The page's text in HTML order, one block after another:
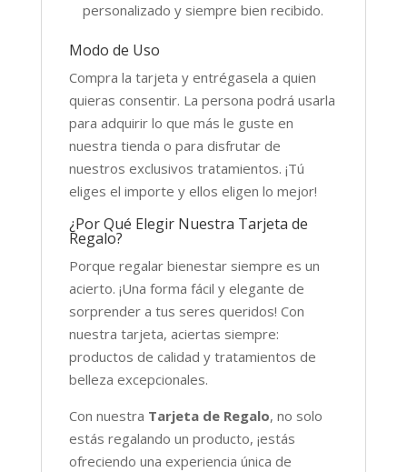
personalizado y siempre bien recibido.
Modo de Uso
Compra la tarjeta y entrégasela a quien
quieras consentir. La persona podrá usarla
para adquirir lo que más le guste en
nuestra tienda o para disfrutar de
nuestros exclusivos tratamientos. ¡Tú
eliges el importe y ellos eligen lo mejor!
¿Por Qué Elegir Nuestra Tarjeta de
Regalo?
Porque regalar bienestar siempre es un
acierto. ¡Una forma fácil y elegante de
sorprender a tus seres queridos! Con
nuestra tarjeta, aciertas siempre:
productos de calidad y tratamientos de
belleza excepcionales.
Con nuestra Tarjeta de Regalo, no solo
estás regalando un producto, ¡estás
ofreciendo una experiencia única de